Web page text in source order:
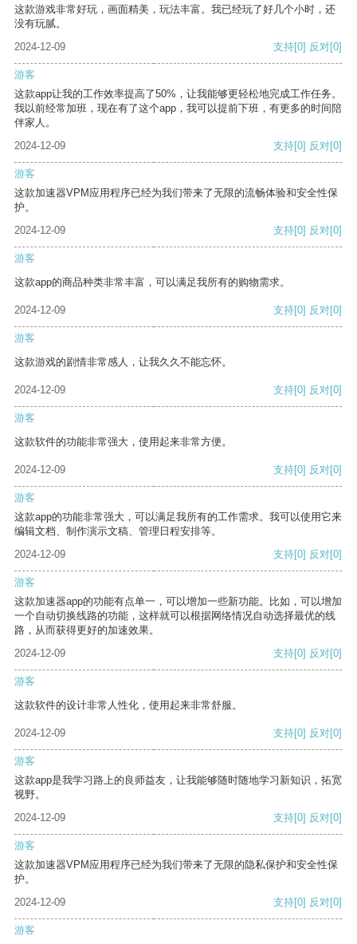
这款游戏非常好玩，画面精美，玩法丰富。我已经玩了好几个小时，还
没有玩腻。
2024-12-09
支持[0] 反对[0]
游客
这款app让我的工作效率提高了50%，让我能够更轻松地完成工作任务。
我以前经常加班，现在有了这个app，我可以提前下班，有更多的时间陪
伴家人。
2024-12-09
支持[0] 反对[0]
游客
这款加速器VPM应用程序已经为我们带来了无限的流畅体验和安全性保
护。
2024-12-09
支持[0] 反对[0]
游客
这款app的商品种类非常丰富，可以满足我所有的购物需求。
2024-12-09 支持[0] 反对[0]
游客
这款游戏的剧情非常感人，让我久久不能忘怀。
2024-12-09 支持[0] 反对[0]
游客
这款软件的功能非常强大，使用起来非常方便。
2024-12-09 支持[0] 反对[0]
游客
这款app的功能非常强大，可以满足我所有的工作需求。我可以使用它来
编辑文档、制作演示文稿、管理日程安排等。
2024-12-09
支持[0] 反对[0]
游客
这款加速器app的功能有点单一，可以增加一些新功能。比如，可以增加
一个自动切换线路的功能，这样就可以根据网络情况自动选择最优的线
路，从而获得更好的加速效果。
2024-12-09
支持[0] 反对[0]
游客
这款软件的设计非常人性化，使用起来非常舒服。
2024-12-09 支持[0] 反对[0]
游客
这款app是我学习路上的良师益友，让我能够随时随地学习新知识，拓宽
视野。
2024-12-09
支持[0] 反对[0]
游客
这款加速器VPM应用程序已经为我们带来了无限的隐私保护和安全性保
护。
2024-12-09
支持[0] 反对[0]
游客